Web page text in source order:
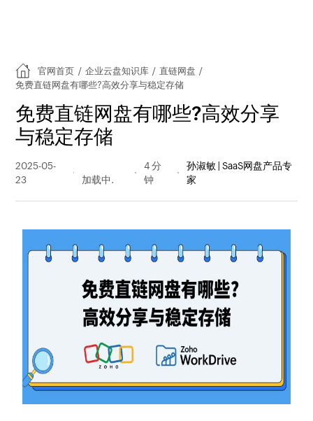
官网首页 / 企业云盘知识库 / 直链网盘 /
免费直链网盘有哪些?高效分享与稳定存储
免费直链网盘有哪些?高效分享
与稳定存储
2025-05-
23
量
4 分
钟
孙淑敏 | SaaS网盘产品专
家